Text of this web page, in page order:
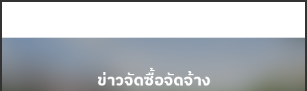
ข่าวจัดซื้อจัดจ้าง